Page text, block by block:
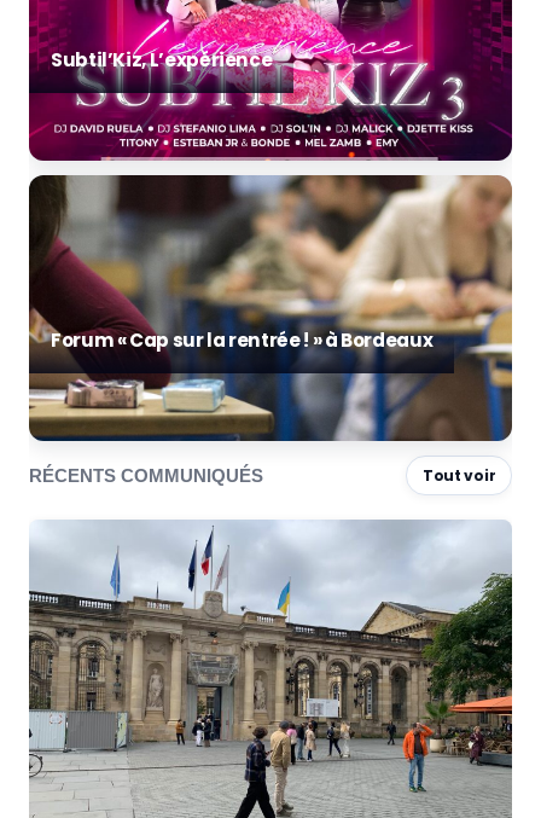
Subtil’Kiz, L’expérience
Forum « Cap sur la rentrée ! » à Bordeaux
RÉCENTS COMMUNIQUÉS Tout voir